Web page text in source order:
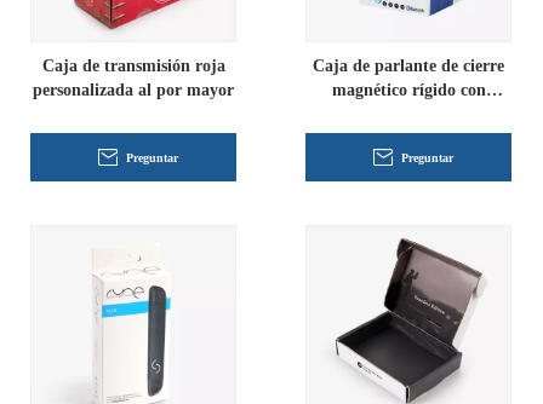
Caja de transmisión roja
personalizada al por mayor
Preguntar
Caja de parlante de cierre
magnético rígido con
Preguntar